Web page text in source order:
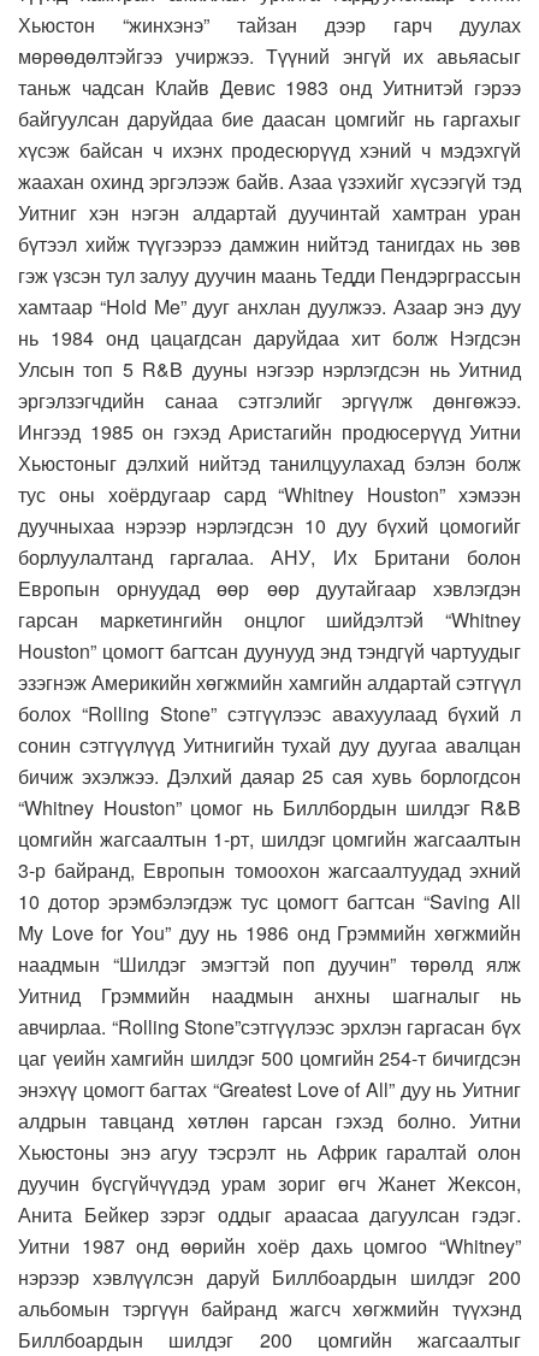
Хьюстон “жинхэнэ” тайзан дээр гарч дуулах
мөрөөдөлтэйгээ учиржээ. Түүний энгүй их авьяасыг
таньж чадсан Клайв Девис 1983 онд Уитнитэй гэрээ
байгуулсан даруйдаа бие даасан цомгийг нь гаргахыг
хүсэж байсан ч ихэнх продесюрүүд хэний ч мэдэхгүй
жаахан охинд эргэлээж байв. Азаа үзэхийг хүсээгүй тэд
Уитниг хэн нэгэн алдартай дуучинтай хамтран уран
бүтээл хийж түүгээрээ дамжин нийтэд танигдах нь зөв
гэж үзсэн тул залуу дуучин маань Тедди Пендэрграссын
хамтаар “Hold Me” дууг анхлан дуулжээ. Азаар энэ дуу
нь 1984 онд цацагдсан даруйдаа хит болж Нэгдсэн
Улсын топ 5 R&B дууны нэгээр нэрлэгдсэн нь Уитнид
эргэлзэгчдийн санаа сэтгэлийг эргүүлж дөнгөжээ.
Ингээд 1985 он гэхэд Аристагийн продюсерүүд Уитни
Хьюстоныг дэлхий нийтэд танилцуулахад бэлэн болж
тус оны хоёрдугаар сард “Whitney Houston” хэмээн
дуучныхаа нэрээр нэрлэгдсэн 10 дуу бүхий цомогийг
борлуулалтанд гаргалаа. АНУ, Их Британи болон
Европын орнуудад өөр өөр дуутайгаар хэвлэгдэн
гарсан маркетингийн онцлог шийдэлтэй “Whitney
Houston” цомогт багтсан дуунууд энд тэндгүй чартуудыг
эзэгнэж Америкийн хөгжмийн хамгийн алдартай сэтгүүл
болох “Rolling Stone” сэтгүүлээс авахуулаад бүхий л
сонин сэтгүүлүүд Уитнигийн тухай дуу дуугаа авалцан
бичиж эхэлжээ. Дэлхий даяар 25 сая хувь борлогдсон
“Whitney Houston” цомог нь Биллбордын шилдэг R&B
цомгийн жагсаалтын 1-рт, шилдэг цомгийн жагсаалтын
3-р байранд, Европын томоохон жагсаалтуудад эхний
10 дотор эрэмбэлэгдэж тус цомогт багтсан “Saving All
My Love for You” дуу нь 1986 онд Грэммийн хөгжмийн
наадмын “Шилдэг эмэгтэй поп дуучин” төрөлд ялж
Уитнид Грэммийн наадмын анхны шагналыг нь
авчирлаа. “Rolling Stone”сэтгүүлээс эрхлэн гаргасан бүх
цаг үеийн хамгийн шилдэг 500 цомгийн 254-т бичигдсэн
энэхүү цомогт багтах “Greatest Love of All” дуу нь Уитниг
алдрын тавцанд хөтлөн гарсан гэхэд болно. Уитни
Хьюстоны энэ агуу тэсрэлт нь Африк гаралтай олон
дуучин бүсгүйчүүдэд урам зориг өгч Жанет Жексон,
Анита Бейкер зэрэг оддыг араасаа дагуулсан гэдэг.
Уитни 1987 онд өөрийн хоёр дахь цомгоо “Whitney”
нэрээр хэвлүүлсэн даруй Биллбоардын шилдэг 200
альбомын тэргүүн байранд жагсч хөгжмийн түүхэнд
Биллбоардын шилдэг 200 цомгийн жагсаалтыг